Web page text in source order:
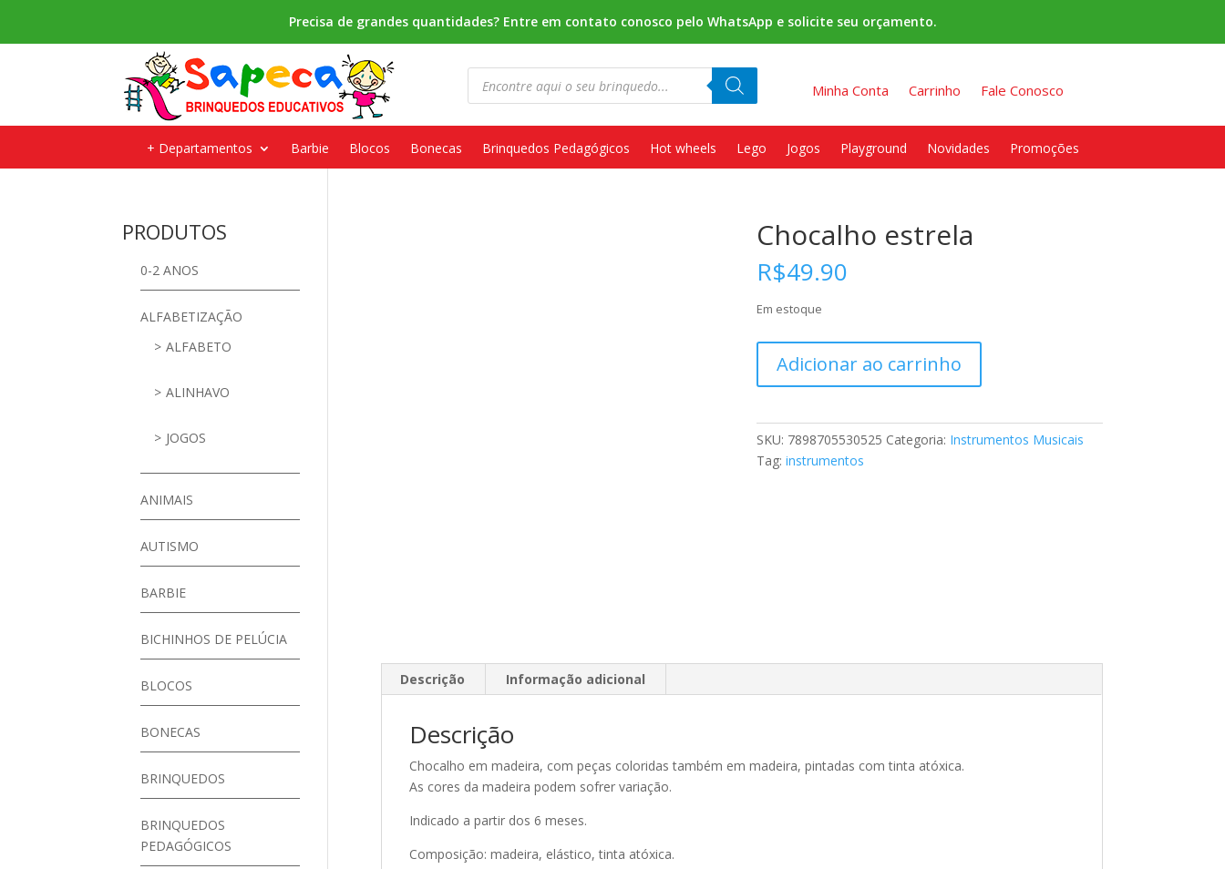
Precisa de grandes quantidades? Entre em contato conosco pelo WhatsApp e solicite seu orçamento.
Pesquisar
produtos Minha Conta Carrinho Fale Conosco
+ Departamentos Barbie Blocos Bonecas Brinquedos Pedagógicos Hot wheels Lego Jogos Playground Novidades Promoções
Chocalho estrela
R$49.90
Em estoque
estrela
quantidade
Adicionar ao carrinho
SKU: 7898705530525 Categoria: Instrumentos Musicais
Tag: instrumentos
Descrição Informação adicional
Descrição
Chocalho em madeira, com peças coloridas também em madeira, pintadas com tinta atóxica.
As cores da madeira podem sofrer variação.
Indicado a partir dos 6 meses.
Composição: madeira, elástico, tinta atóxica.
PRODUTOS
0-2 ANOS
ALFABETIZAÇÃO
ALFABETO
ALINHAVO
JOGOS
ANIMAIS
AUTISMO
BARBIE
BICHINHOS DE PELÚCIA
BLOCOS
BONECAS
BRINQUEDOS
BRINQUEDOS
PEDAGÓGICOS